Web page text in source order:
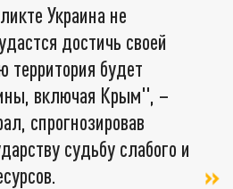
Украина не
достичь своей
территория будет
включая Крым", –
спрогнозировав
судьбу слабого и